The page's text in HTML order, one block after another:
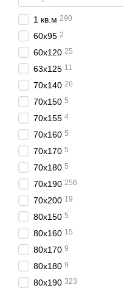
1 кв.м 290
60х95 2
60х120 25
63x125 11
70x140 26
70х150 5
70х155 4
70х160 5
70х170 5
70х180 5
70x190 256
70х200 19
80х150 5
80х160 15
80х170 9
80x180 9
80x190 323